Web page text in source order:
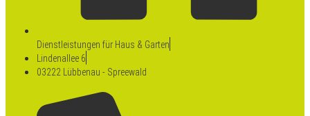
Dienstleistungen für Haus & Garten
Lindenallee 6
03222 Lübbenau - Spreewald